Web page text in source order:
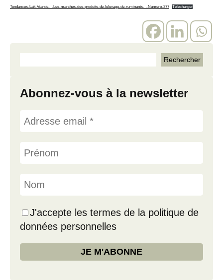
Tendances-Lait-Viande-_-Les-marches-des-produits-de-lelevage-de-ruminants-_-Numero-377 Télécharger
Abonnez-vous à la newsletter
J'accepte les termes de la politique de
données personnelles